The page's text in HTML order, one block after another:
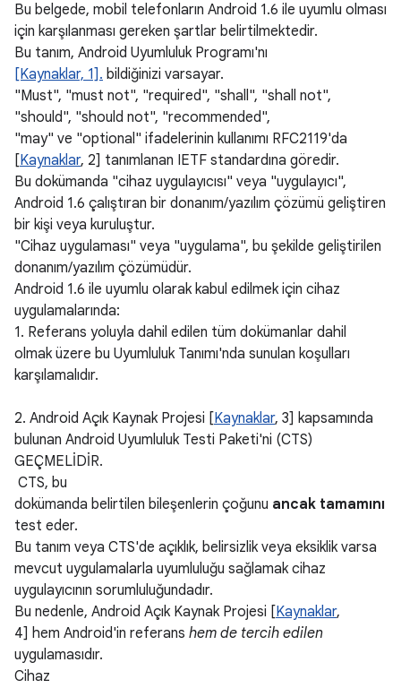
Bu belgede, mobil telefonların Android 1.6 ile uyumlu olması
için karşılanması gereken şartlar belirtilmektedir.
Bu tanım, Android Uyumluluk Programı'nı
[Kaynaklar, 1]. bildiğinizi varsayar.
"Must", "must not", "required", "shall", "shall not",
"should", "should not", "recommended",
"may" ve "optional" ifadelerinin kullanımı RFC2119'da
[Kaynaklar, 2] tanımlanan IETF standardına göredir.
Bu dokümanda "cihaz uygulayıcısı" veya "uygulayıcı",
Android 1.6 çalıştıran bir donanım/yazılım çözümü geliştiren
bir kişi veya kuruluştur.
"Cihaz uygulaması" veya "uygulama", bu şekilde geliştirilen
donanım/yazılım çözümüdür.
Android 1.6 ile uyumlu olarak kabul edilmek için cihaz
uygulamalarında:
1. Referans yoluyla dahil edilen tüm dokümanlar dahil
olmak üzere bu Uyumluluk Tanımı'nda sunulan koşulları
karşılamalıdır.
2. Android Açık Kaynak Projesi [Kaynaklar, 3] kapsamında
bulunan Android Uyumluluk Testi Paketi'ni (CTS)
GEÇMELİDİR.
CTS, bu
dokümanda belirtilen bileşenlerin çoğunu ancak tamamını
test eder.
Bu tanım veya CTS'de açıklık, belirsizlik veya eksiklik varsa
mevcut uygulamalarla uyumluluğu sağlamak cihaz
uygulayıcının sorumluluğundadır.
Bu nedenle, Android Açık Kaynak Projesi [Kaynaklar,
4] hem Android'in referans hem de tercih edilen
uygulamasıdır.
Cihaz